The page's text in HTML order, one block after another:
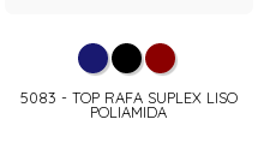
5083 - TOP RAFA SUPLEX LISO
POLIAMIDA